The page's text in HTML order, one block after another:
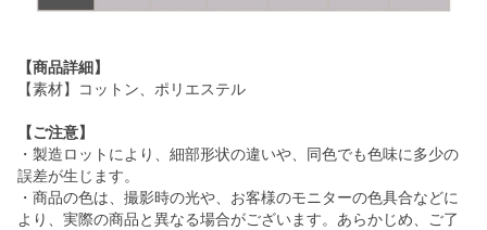
【商品詳細】
【素材】コットン、ポリエステル
【ご注意】
・製造ロットにより、細部形状の違いや、同色でも色味に多少の
誤差が生じます。
・商品の色は、撮影時の光や、お客様のモニターの色具合などに
より、実際の商品と異なる場合がございます。あらかじめ、ご了